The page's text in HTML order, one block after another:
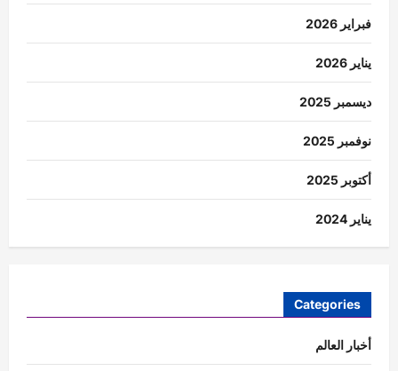
فبراير 2026
يناير 2026
ديسمبر 2025
نوفمبر 2025
أكتوبر 2025
يناير 2024
Categories
أخبار العالم